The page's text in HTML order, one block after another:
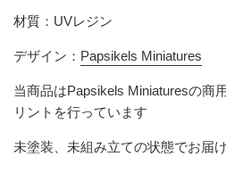
材質：UVレジン
デザイン： Papsikels Miniatures
当商品はPapsikels Miniaturesの商
リントを行っています
未塗装、未組み立ての状態でお届